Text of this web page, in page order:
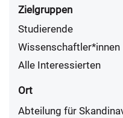
Zielgruppen
Studierende
Wissenschaftler*innen
Alle Interessierten
Ort
Abteilung für